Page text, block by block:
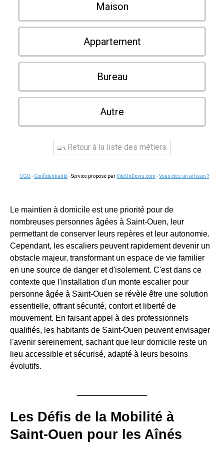
Maison
Appartement
Bureau
Autre
Retour à la liste des métiers
CGU - Confidentialité- Service proposé parViteUnDevis.com -Vous êtes un artisan ?
Le maintien à domicile est une priorité pour de
nombreuses personnes âgées à Saint-Ouen, leur
permettant de conserver leurs repères et leur autonomie.
Cependant, les escaliers peuvent rapidement devenir un
obstacle majeur, transformant un espace de vie familier
en une source de danger et d'isolement. C'est dans ce
contexte que l'installation d'un monte escalier pour
personne âgée à Saint-Ouen se révèle être une solution
essentielle, offrant sécurité, confort et liberté de
mouvement. En faisant appel à des professionnels
qualifiés, les habitants de Saint-Ouen peuvent envisager
l'avenir sereinement, sachant que leur domicile reste un
lieu accessible et sécurisé, adapté à leurs besoins
évolutifs.
Les Défis de la Mobilité à
Saint-Ouen pour les Aînés